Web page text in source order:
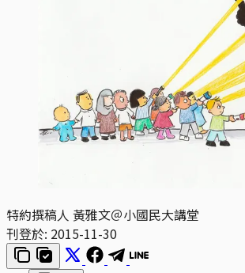
特約撰稿人 黃雅文＠小國民大講堂
刊登於: 2015-11-30